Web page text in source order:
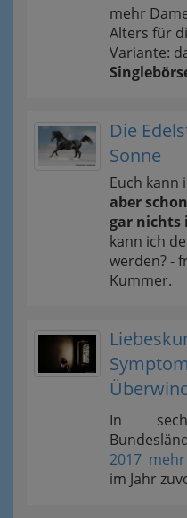
mehr
Alters für
Variante:
Die
Sonne
Euch kann
aber
gar nichts
kann ich
werden? -
Kummer.
In
2017
im Jahr